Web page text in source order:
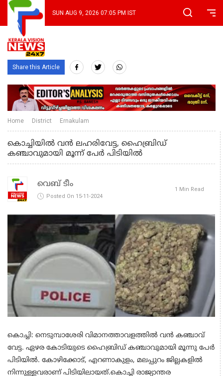
SUN AUG 9, 2026 07:05 PM IST
Share this Article
Home District Ernakulam
കൊച്ചിയില്‍ വന്‍ ലഹരിവേട്ട, ഹൈബ്രിഡ്
കഞ്ചാവുമായി മൂന്ന് പേർ പിടിയിൽ
വെബ് ടീം
Posted On 15-11-2024
1 Min Read
കൊച്ചി: നെടുമ്പാശേരി വിമാനത്താവളത്തില്‍ വന്‍ കഞ്ചാവ്
വേട്ട. ഏഴര കോടിയുടെ ഹൈബ്രിഡ് കഞ്ചാവുമായി മൂന്നു പേര്‍
പിടിയില്‍. കോഴിക്കോട്, എറണാകുളം, മലപ്പുറം ജില്ലകളില്‍
നിന്നുള്ളവരാണ് പിടിയിലായത്.കൊച്ചി രാജ്യാന്തര